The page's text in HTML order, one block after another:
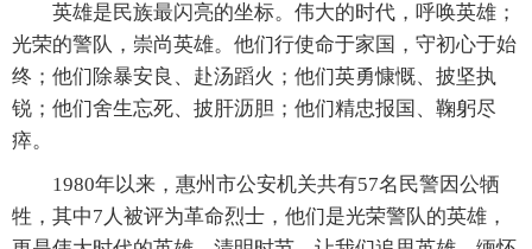
英雄是民族最闪亮的坐标。伟大的时代，呼唤英雄；
光荣的警队，崇尚英雄。他们行使命于家国，守初心于始
终；他们除暴安良、赴汤蹈火；他们英勇慷慨、披坚执
锐；他们舍生忘死、披肝沥胆；他们精忠报国、鞠躬尽
瘁。
1980年以来，惠州市公安机关共有57名民警因公牺
牲，其中7人被评为革命烈士，他们是光荣警队的英雄，